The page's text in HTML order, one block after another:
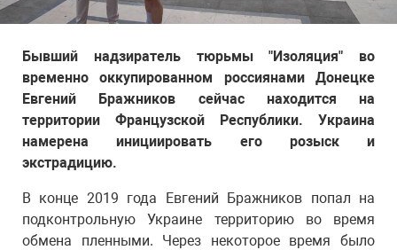
Бывший надзиратель тюрьмы "Изоляция" во
временно оккупированном россиянами Донецке
Евгений Бражников сейчас находится на
территории Французской Республики. Украина
намерена инициировать его розыск и
экстрадицию.
В конце 2019 года Евгений Бражников попал на
подконтрольную Украине территорию во время
обмена пленными. Через некоторое время было